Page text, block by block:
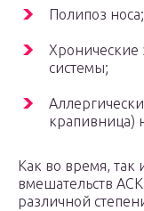
Полипоз носа;
Хронические
системы;
крапивница)
Как во время, так
вмешательств
различной